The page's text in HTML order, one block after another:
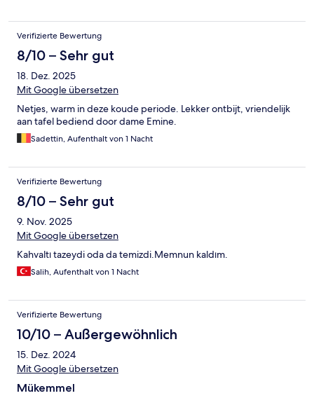
Verifizierte Bewertung
8/10 – Sehr gut
18. Dez. 2025
Mit Google übersetzen
Netjes, warm in deze koude periode. Lekker ontbijt, vriendelijk
aan tafel bediend door dame Emine.
Sadettin, Aufenthalt von 1 Nacht
Verifizierte Bewertung
8/10 – Sehr gut
9. Nov. 2025
Mit Google übersetzen
Kahvaltı tazeydi oda da temizdi.Memnun kaldım.
Salih, Aufenthalt von 1 Nacht
Verifizierte Bewertung
10/10 – Außergewöhnlich
15. Dez. 2024
Mit Google übersetzen
Mükemmel